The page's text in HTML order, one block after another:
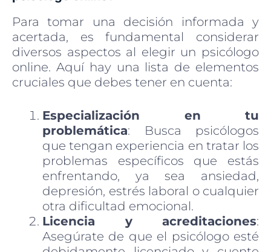
Para tomar una decisión informada y
acertada, es fundamental considerar
diversos aspectos al elegir un psicólogo
online. Aquí hay una lista de elementos
cruciales que debes tener en cuenta:
Especialización en tu
problemática: Busca psicólogos
que tengan experiencia en tratar los
problemas específicos que estás
enfrentando, ya sea ansiedad,
depresión, estrés laboral o cualquier
otra dificultad emocional.
Licencia y acreditaciones:
Asegúrate de que el psicólogo esté